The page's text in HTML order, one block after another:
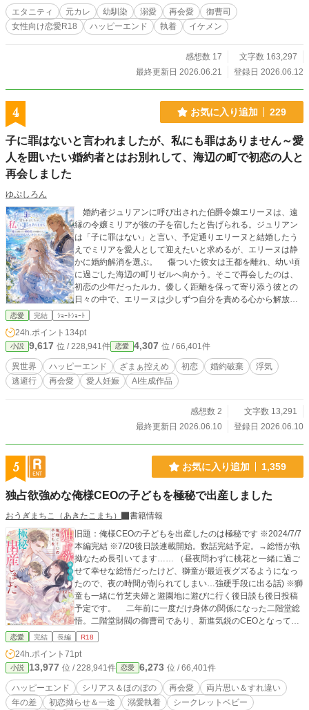
す……？ 幼馴染のスパダリホテルCEO 大道寺 悠 × 過去囚
われたままのコンプレックスに悩む社長令嬢 向坂 みのり ◆
利害一致婚のスピンオフですが、そちらを読んでいなくても
ついています。 ◆TL小説です。 ◆登場する人物・企業・団
体・設定はすべて、作者の妄想＆フィクションです。 ◆未熟
エタニティ 元カレ 幼馴染 溺愛 再会愛
御曹司
女性向け恋愛R18
ハッピーエンド 執着 イケメン
感想数 17
文字数 163,297
最終更新日 2026.06.21
登録日 2026.06.12
4 お気に入り追加 229
子に罪はないと言われましたが、私にも罪はありません～愛
人を囲いたい婚約者とはお別れして、海辺の町で初恋の人と
再会しました
ゆぷしろん
婚約者ジュリアンに呼び出された伯爵令嬢エリーヌは、遠
縁の令嬢ミリアが彼の子を宿したと告げられる。ジュリアン
は「子に罪はない」と言い、予定通りエリーヌと結婚したう
えでミリアを愛人として迎えたいと求めるが、エリーヌは静
かに婚約解消を選ぶ。 傷ついた彼女は王都を離れ、幼い頃
に過ごした海辺の町リゼルへ向かう。そこで再会したのは、
初恋の少年だったルカ。優しく距離を保って寄り添う彼との
日々の中で、エリーヌは少しずつ自分を責める心から解放さ
れていく。一方、ジュリアンは自らの選択の重さを知り始め
身の幸せを選び直す物語。
恋愛 完結 ｼｮｰﾄｼｮｰﾄ
24h.ポイント 134pt
小説 9,617 位 / 228,941件 恋愛 4,307 位 / 66,401件
異世界 ハッピーエンド ざまぁ控えめ 初恋 婚約破棄
浮気
逃避行
再会愛 愛人妊娠 AI生成作品
感想数 2
文字数 13,291
最終更新日 2026.06.10
登録日 2026.06.10
5 お気に入り追加 1,359
独占欲強めな俺様CEOの子どもを極秘で出産しました
おうぎまちこ（あきたこまち）
書籍情報
旧題：俺様CEOの子どもを出産したのは極秘です ※2024/7/7
本編完結 ※7/20後日談連載開始。数話完結予定。→総悟が執
拗なため長引いてます…… （昼夜問わずに桃花と一緒に過ご
せて幸せな総悟だったけど、獅童が最近夜グズるようになっ
たので、夜の時間が削られてしまい…強硬手段に出る話) ※獅
童も一緒に竹芝夫婦と遊園地に遊びに行く後日談も後日投稿
予定です。 二年前に一度だけ身体の関係になった二階堂総
悟。二階堂財閥の御曹司であり、新進気鋭のCEOとなってい
る彼とは、梅小路桃花は一生会うつもりがなかった。けれど
りやさぐれてしまった総悟の専属秘書に戻ってほしいと依頼
される。お金に困っていた桃花は、総悟との間に出来た子ど
もを産んで育てているという秘密を隠したまま、彼の専属秘
書として再び働くことになり……？ 俺様御曹司・二階堂総
悟(27) × 生真面目な専属秘書・梅小路桃花(22) とある
恋愛 完結 長編 R18
24h.ポイント 71pt
小説 13,977 位 / 228,941件 恋愛 6,273 位 / 66,401件
ハッピーエンド シリアス＆ほのぼの 再会愛
両片思い＆すれ違い
年の差
初恋拗らせ＆一途 溺愛執着 シークレットベビー